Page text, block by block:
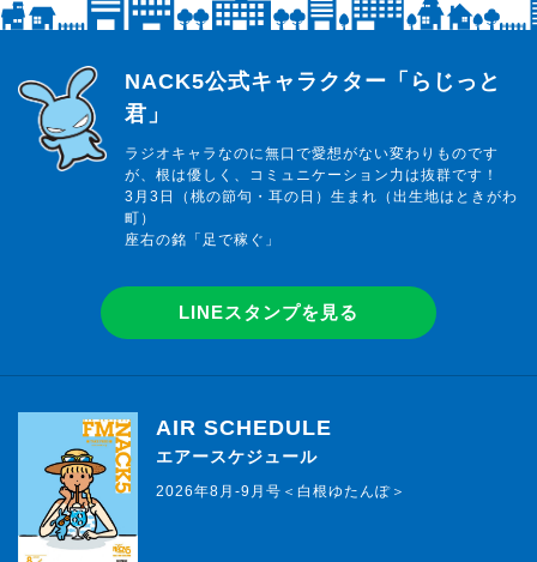
らじっと君
NACK5公式キャラクター「らじっと
君」
ラジオキャラなのに無口で愛想がない変わりものです
が、根は優しく、コミュニケーション力は抜群です！
3月3日（桃の節句・耳の日）生まれ（出生地はときがわ
町）
座右の銘「足で稼ぐ」
LINEスタンプを見る
AIR SCHEDULE
エアースケジュール
2026年8月-9月号＜白根ゆたんぽ＞